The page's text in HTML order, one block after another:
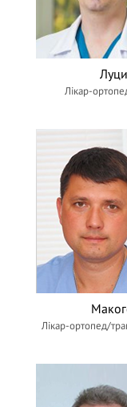
Лікар-
Лікар-ортопед/